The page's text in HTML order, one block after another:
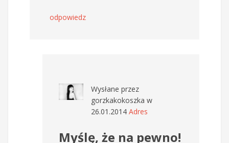
odpowiedz
Wysłane przez
gorzkakokoszka w
26.01.2014 Adres
Myślę, że na pewno!